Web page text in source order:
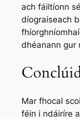
ach fáiltíonn
díograiseach
dhéanann gur
Mar fhocal
féin i ndáiríre